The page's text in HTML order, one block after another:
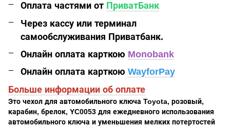
Оплата частями от ПриватБанк
Через кассу или терминал
самообслуживания Приватбанк.
Онлайн оплата карткою Monobank
Онлайн оплата карткою WayforPay
Больше информации об оплате
Это чехол для автомобильного ключа Toyota, розовый,
карабин, брелок, YC0053 для ежедневного использования
автомобильного ключа и уменьшения мелких потертостей